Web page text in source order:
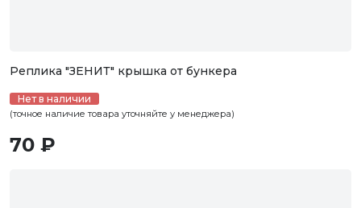
Реплика "ЗЕНИТ" крышка от бункера
Нет в наличии
(точное наличие товара уточняйте у менеджера)
70 ₽